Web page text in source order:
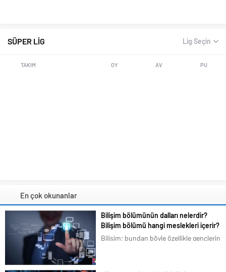
Lig Seçin
SÜPER LİG
TAKIM OY AV PU
En çok okunanlar
Bilişim bölümünün dalları nelerdir?
Bilişim bölümü hangi meslekleri içerir?
Bilişim; bundan böyle özellikle gençlerin